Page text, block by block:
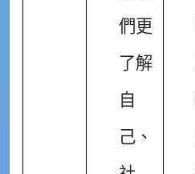
們更
了解
自
己、